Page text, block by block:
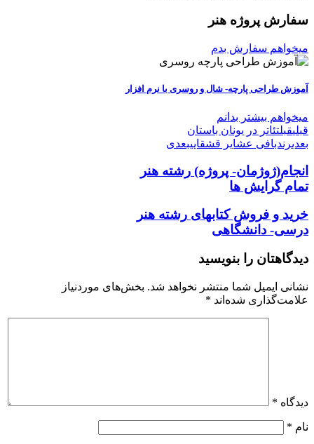
سفارش پروژه هنر
میخواهم سفارش بدم
آموزش طراحی پارچه- شال و روسری با نرم افزار
میخواهم بیشتر بدانم
قبلیقبلتئاتر در یونان باستان
بعدیرندبافی عشایر قشقاییبعدی
انجام(ژوژمان- پروژه) رشته هنر
تمام گرایش ها
خرید و فروش کتابهای رشته هنر
درسی- دانشگاهی
دیدگاهتان را بنویسید
نشانی ایمیل شما منتشر نخواهد شد. بخش‌های موردنیاز
علامت‌گذاری شده‌اند *
دیدگاه *
نام *